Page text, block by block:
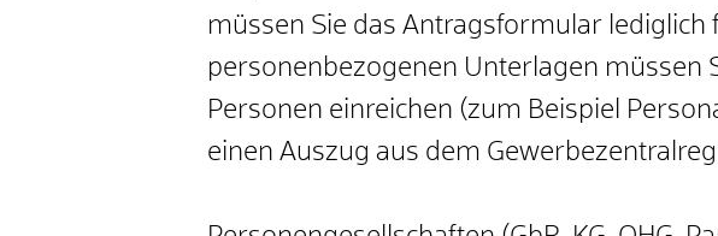
müssen Sie das Antragsformular
personenbezogenen Unterlagen müssen
Personen einreichen (zum Beispiel
einen Auszug aus dem